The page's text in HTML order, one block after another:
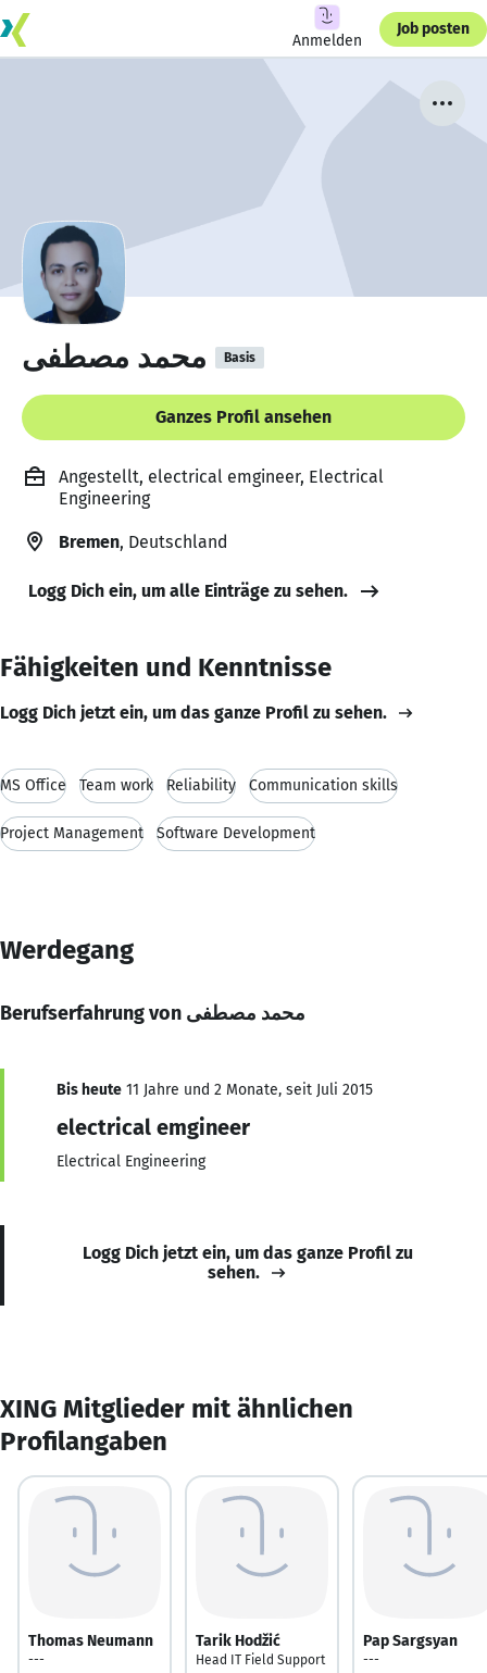
Anmelden
Job posten
محمد مصطفى Basis
Ganzes Profil ansehen
Angestellt, electrical emgineer, Electrical
Engineering
Bremen, Deutschland
Logg Dich ein, um alle Einträge zu sehen.
Fähigkeiten und Kenntnisse
Logg Dich jetzt ein, um das ganze Profil zu sehen.
MS Office Team work Reliability Communication skills
Project Management Software Development
Werdegang
Berufserfahrung von محمد مصطفى
Bis heute 11 Jahre und 2 Monate, seit Juli 2015
electrical emgineer
Electrical Engineering
Logg Dich jetzt ein, um das ganze Profil zu
sehen.
XING Mitglieder mit ähnlichen
Profilangaben
Thomas Neumann
---
Tarik Hodžić
Head IT Field Support
Pap Sargsyan
---